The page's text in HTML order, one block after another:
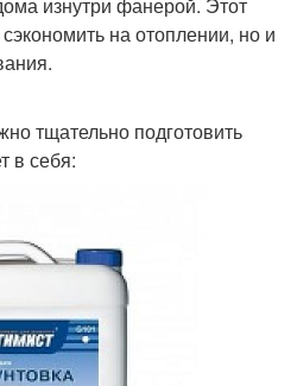
на отоплении, но и
тщательно подготовить
в себя: